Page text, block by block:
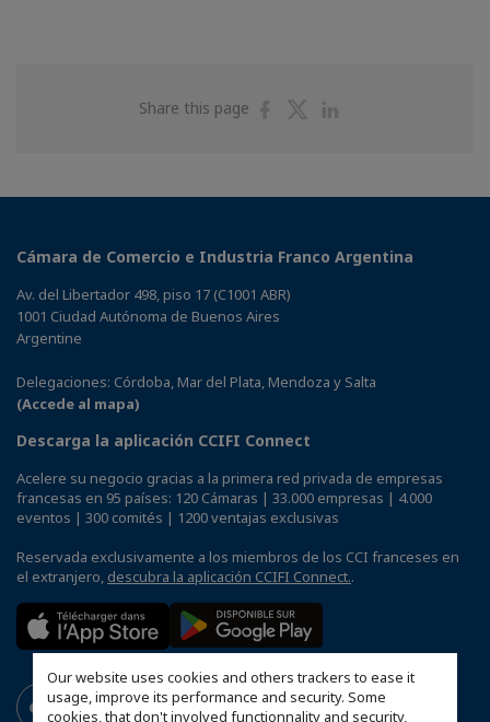
Our website uses cookies and others trackers to ease it
usage, improve its performance and security. Some
cookies, that don't involved functionnality and security,
Share this page
ShareShare
Cámara de Comercio e Industria Franco Argentina
Av. del Libertador 498, piso 17 (C1001 ABR)
1001 Ciudad Autónoma de Buenos Aires
Argentine
Delegaciones: Córdoba, Mar del Plata, Mendoza y Salta
(Accede al mapa)
Descarga la aplicación CCIFI Connect
Acelere su negocio gracias a la primera red privada de empresas
francesas en 95 países: 120 Cámaras | 33.000 empresas | 4.000
eventos | 300 comités | 1200 ventajas exclusivas
Reservada exclusivamente a los miembros de los CCI franceses en
el extranjero, descubra la aplicación CCIFI Connect..